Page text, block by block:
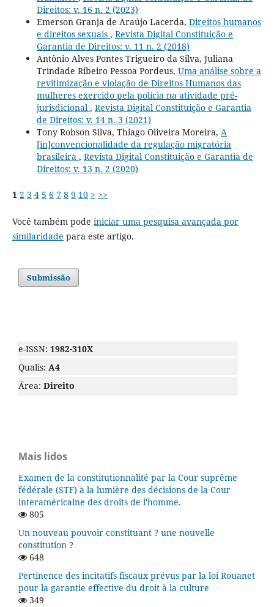
Direitos: v. 16 n. 2 (2023)
Emerson Granja de Araújo Lacerda, Direitos humanos
e direitos sexuais , Revista Digital Constituição e
Garantia de Direitos: v. 11 n. 2 (2018)
Antônio Alves Pontes Trigueiro da Silva, Juliana
Trindade Ribeiro Pessoa Pordeus, Uma análise sobre a
revitimização e violação de Direitos Humanos das
mulheres exercido pela polícia na atividade pré-
jurisdicional , Revista Digital Constituição e Garantia
de Direitos: v. 14 n. 3 (2021)
Tony Robson Silva, Thiago Oliveira Moreira, A
[in]convencionalidade da regulação migratória
brasileira , Revista Digital Constituição e Garantia de
Direitos: v. 13 n. 2 (2020)
1 2 3 4 5 6 7 8 9 10 > >>
Você também pode iniciar uma pesquisa avançada por
similaridade para este artigo.
Submissão
e-ISSN: 1982-310X
Qualis: A4
Área: Direito
Mais lidos
Examen de la constitutionnalité par la Cour suprême
fédérale (STF) à la lumière des décisions de la Cour
interaméricaine des droits de l'homme.
805
Un nouveau pouvoir constituant ? une nouvelle
constitution ?
648
Pertinence des incitatifs fiscaux prévus par la loi Rouanet
pour la garantie effective du droit à la culture
349